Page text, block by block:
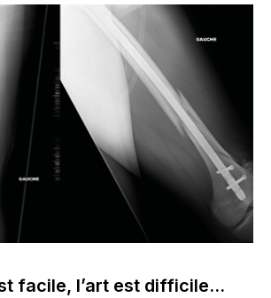
facile, l’art est difficile...